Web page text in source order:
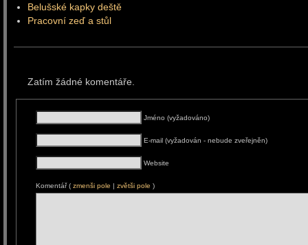
Belušské kapky deště
Pracovní zeď a stůl
Zatím žádné komentáře.
Jméno (vyžadováno)
E-mail (vyžadován - nebude zveřejněn)
Website
Komentář ( zmenši pole | zvětši pole )